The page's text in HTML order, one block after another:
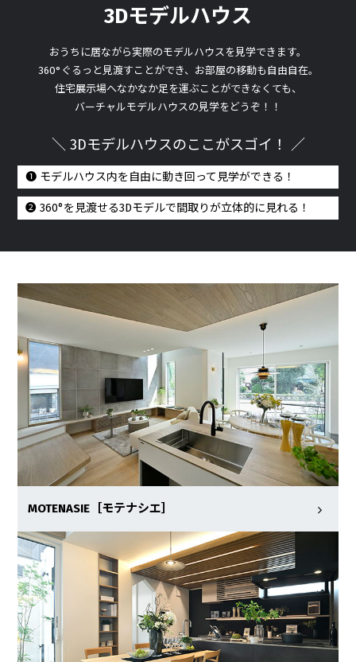
3Dモデルハウス
おうちに居ながら実際のモデルハウスを見学できます。
360°ぐるっと見渡すことができ、お部屋の移動も自由自在。
住宅展示場へなかなか足を運ぶことができなくても、
バーチャルモデルハウスの見学をどうぞ！！
＼ 3Dモデルハウスのここがスゴイ！ ／
❶ モデルハウス内を自由に動き回って見学ができる！
❷ 360°を見渡せる3Dモデルで間取りが立体的に見れる！
MOTENASIE［モテナシエ］